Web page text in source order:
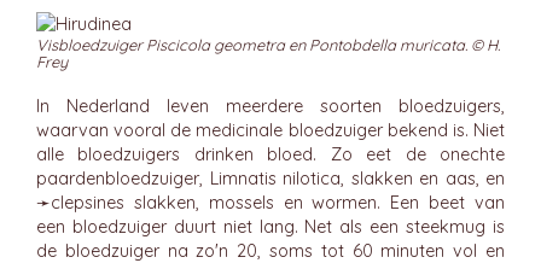
Visbloedzuiger Piscicola geometra en Pontobdella muricata. © H.
Frey
In Nederland leven meerdere soorten bloedzuigers,
waarvan vooral de medicinale bloedzuiger bekend is. Niet
alle bloedzuigers drinken bloed. Zo eet de onechte
paardenbloedzuiger, Limnatis nilotica, slakken en aas, en
➛clepsines slakken, mossels en wormen. Een beet van
een bloedzuiger duurt niet lang. Net als een steekmug is
de bloedzuiger na zo'n 20, soms tot 60 minuten vol en